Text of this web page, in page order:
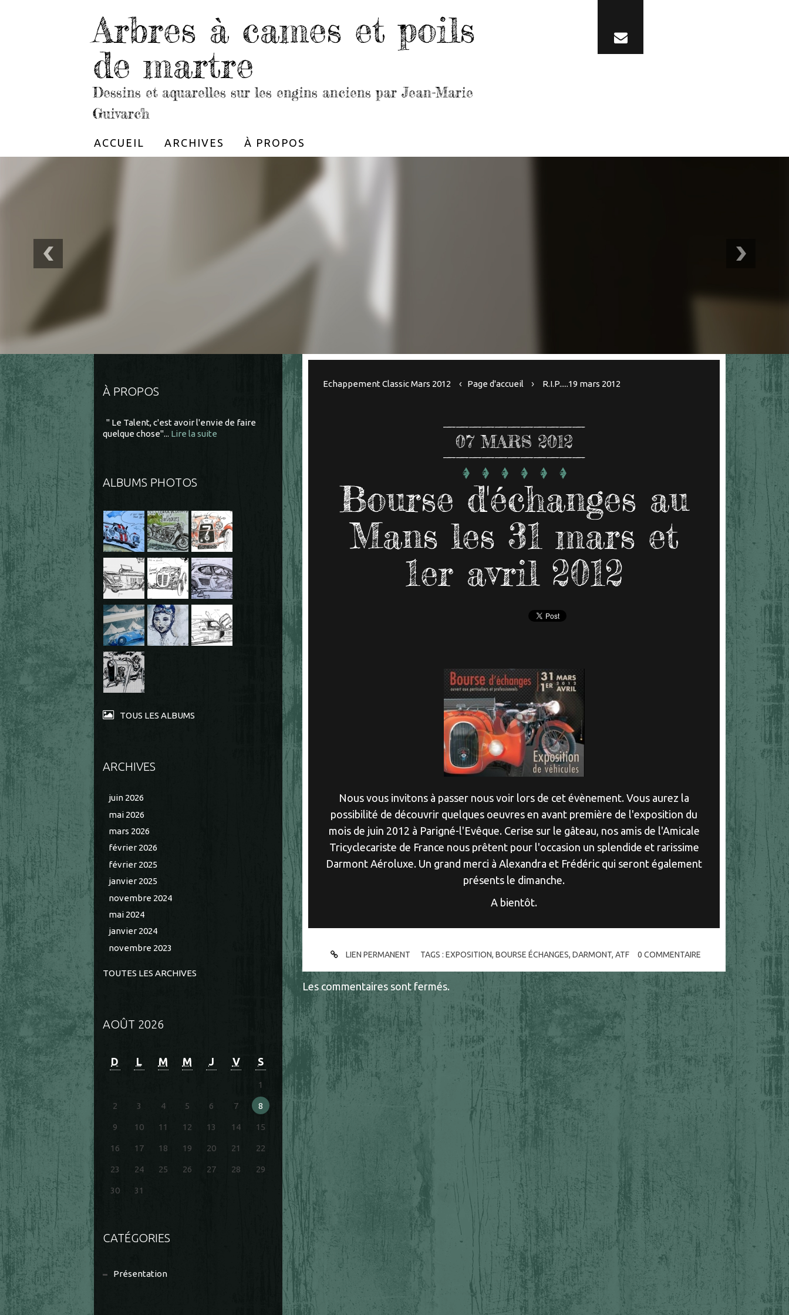
Arbres à cames et poils
de martre
Dessins et aquarelles sur les engins anciens par Jean-Marie
Guivarc'h
ACCUEIL ARCHIVES À PROPOS
À PROPOS
" Le Talent, c'est avoir l'envie de faire
quelque chose"... Lire la suite
ALBUMS PHOTOS
TOUS LES ALBUMS
ARCHIVES
juin 2026
mai 2026
mars 2026
février 2026
février 2025
janvier 2025
novembre 2024
mai 2024
janvier 2024
novembre 2023
TOUTES LES ARCHIVES
AOÛT 2026
D L M M J V S
1
2 3 4 5 6 7 8
9 10 11 12 13 14 15
16 17 18 19 20 21 22
23 24 25 26 27 28 29
30 31
CATÉGORIES
Présentation
Echappement Classic Mars 2012 Page d'accueil R.I.P.....19 mars 2012
07 MARS 2012
Bourse d'échanges au
Mans les 31 mars et
1er avril 2012
Nous vous invitons à passer nous voir lors de cet évènement. Vous aurez la
possibilité de découvrir quelques oeuvres en avant première de l'exposition du
mois de juin 2012 à Parigné-l'Evêque. Cerise sur le gâteau, nos amis de l'Amicale
Tricyclecariste de France nous prêtent pour l'occasion un splendide et rarissime
Darmont Aéroluxe. Un grand merci à Alexandra et Frédéric qui seront également
présents le dimanche.
A bientôt.
LIEN PERMANENT TAGS :EXPOSITION,BOURSE ÉCHANGES,DARMONT,ATF 0 COMMENTAIRE
Les commentaires sont fermés.